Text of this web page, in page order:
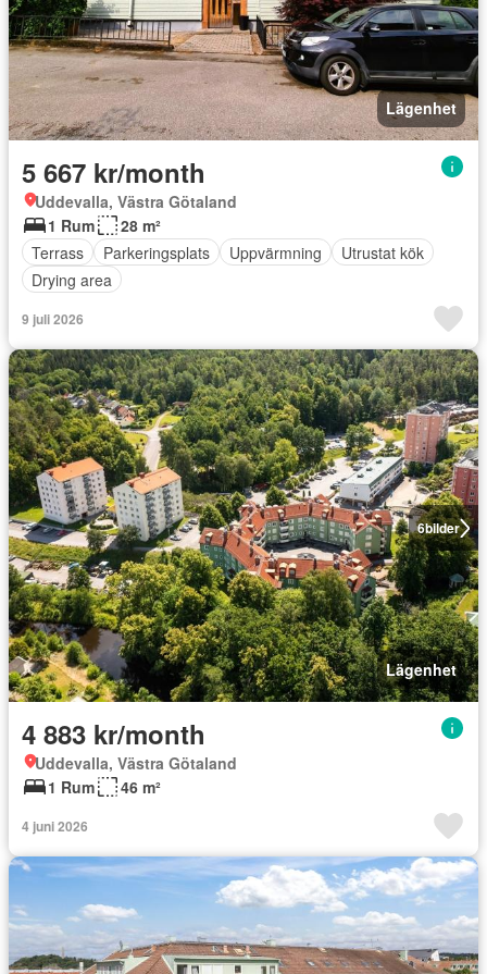
Lägenhet
5 667 kr/month
Uddevalla, Västra Götaland
1 Rum
28 m²
Terrass
Parkeringsplats Uppvärmning
Utrustat kök
Drying area
9 juli 2026
6bilder
Lägenhet
4 883 kr/month
Uddevalla, Västra Götaland
1 Rum
46 m²
4 juni 2026